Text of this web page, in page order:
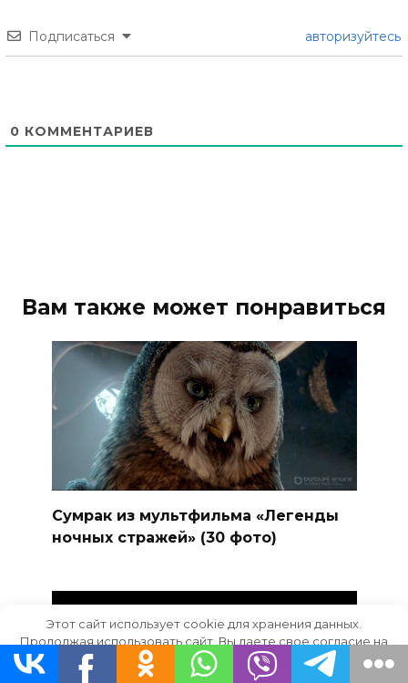
Подписаться авторизуйтесь
0 КОММЕНТАРИЕВ
Вам также может понравиться
Сумрак из мультфильма «Легенды
ночных стражей» (30 фото)
Этот сайт использует cookie для хранения данных.
Продолжая использовать сайт, Вы даете свое согласие на
работу с этими файлами.
OK